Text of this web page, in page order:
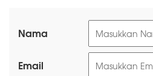
Nama
Email